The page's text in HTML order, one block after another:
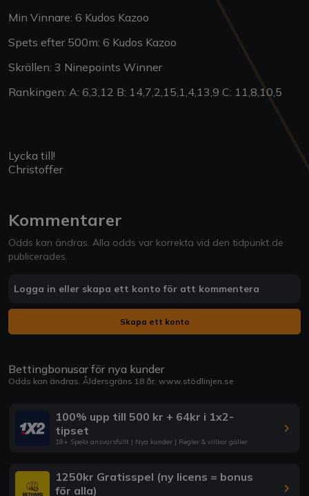
Min Vinnare: 6 Kudos Kazoo
Spets efter 500m: 6 Kudos Kazoo
Skrällen: 3 Ninepoints Winner
Rankingen: A: 6,3,12 B: 14,7,2,15,1,4,13,9 C: 11,8,10,5
Lycka till!
Christoffer
Kommentarer
Odds kan ändras. Alla odds var korrekta vid den tidpunkt de
publicerades.
Logga in eller skapa ett konto för att kommentera
Skapa ett konto
Bettingbonusar för nya kunder
Odds kan ändras. Åldersgräns 18 år. www.stödlinjen.se
100% upp till 500 kr + 64kr i 1x2-
tipset
18+ Spela ansvarsfullt | Nya kunder | Regler & villkor gäller
1250kr Gratisspel (ny licens = bonus
för alla)